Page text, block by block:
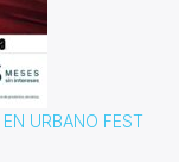
URBANO FEST